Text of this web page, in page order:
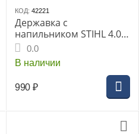
КОД: 42221
Державка с
напильником STIHL 4.0
мм0.0
В наличии
990 ₽